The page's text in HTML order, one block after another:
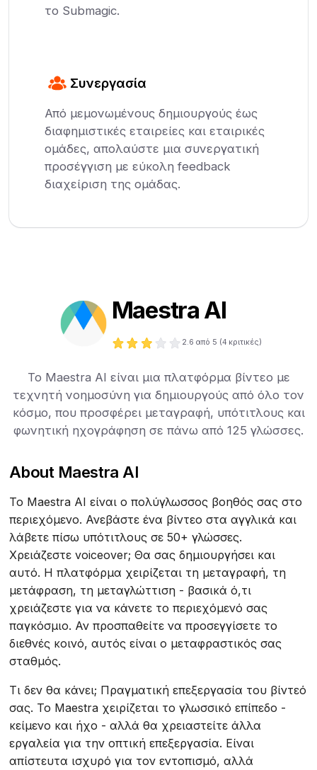
το Submagic.
Συνεργασία
Από μεμονωμένους δημιουργούς έως
διαφημιστικές εταιρείες και εταιρικές
ομάδες, απολαύστε μια συνεργατική
προσέγγιση με εύκολη feedback
διαχείριση της ομάδας.
Maestra AI
2.6 από 5 (4 κριτικές)
Το Maestra AI είναι μια πλατφόρμα βίντεο με
τεχνητή νοημοσύνη για δημιουργούς από όλο τον
κόσμο, που προσφέρει μεταγραφή, υπότιτλους και
φωνητική ηχογράφηση σε πάνω από 125 γλώσσες.
About Maestra AI
Το Maestra AI είναι ο πολύγλωσσος βοηθός σας στο
περιεχόμενο. Ανεβάστε ένα βίντεο στα αγγλικά και
λάβετε πίσω υπότιτλους σε 50+ γλώσσες.
Χρειάζεστε voiceover; Θα σας δημιουργήσει και
αυτό. Η πλατφόρμα χειρίζεται τη μεταγραφή, τη
μετάφραση, τη μεταγλώττιση - βασικά ό,τι
χρειάζεστε για να κάνετε το περιεχόμενό σας
παγκόσμιο. Αν προσπαθείτε να προσεγγίσετε το
διεθνές κοινό, αυτός είναι ο μεταφραστικός σας
σταθμός.
Τι δεν θα κάνει; Πραγματική επεξεργασία του βίντεό
σας. Το Maestra χειρίζεται το γλωσσικό επίπεδο -
κείμενο και ήχο - αλλά θα χρειαστείτε άλλα
εργαλεία για την οπτική επεξεργασία. Είναι
απίστευτα ισχυρό για τον εντοπισμό, αλλά